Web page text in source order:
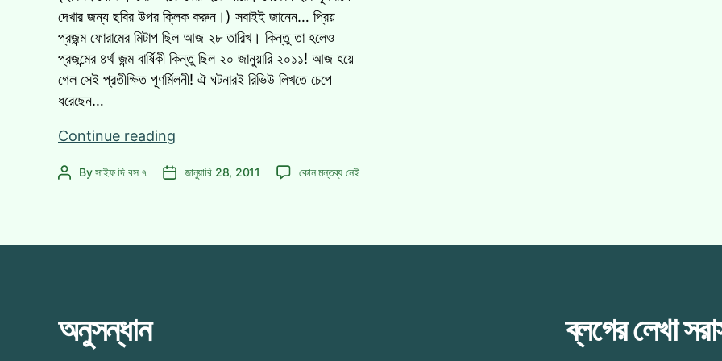
দেখার জন্য ছবির উপর ক্লিক করুন।) সবাইই জানেন… প্রিয়
প্রজন্ম ফোরামের মিটাপ ছিল আজ ২৮ তারিখ। কিন্তু তা হলেও
প্রজন্মের ৪র্থ জন্ম বার্ষিকী কিন্তু ছিল ২০ জানুয়ারি ২০১১! আজ হয়ে
গেল সেই প্রতীক্ষিত পূণর্মিলনী! ঐ ঘটনারই রিভিউ লিখতে চেপে
ধরেছেন…
Continue reading
মিটাপ
PostByসাইফ দি বস ৭
Postজানুয়ারি 28, 2011
রিভিউঃ
কোন মন্তব্য নেই
অনুসন্ধান ব্লগের লেখা